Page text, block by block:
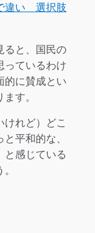
違い 選択肢
ると、国民の
っているわけ
的に賛成とい
す。
けれど）どこ
平和的な、
と感じている